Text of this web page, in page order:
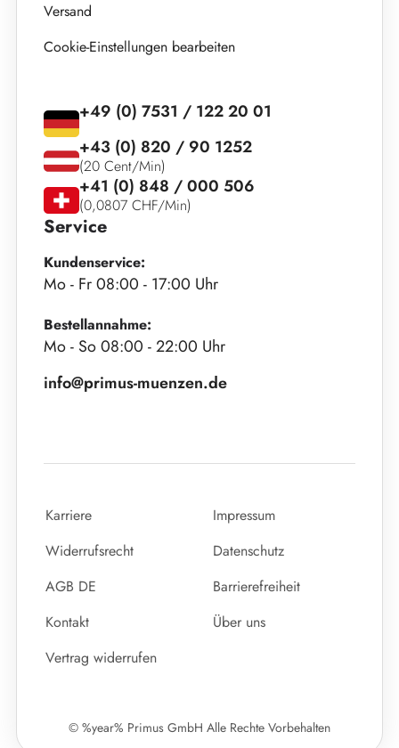
Versand
Cookie-Einstellungen bearbeiten
Service
Kundenservice:
Mo - Fr 08:00 - 17:00 Uhr
Bestellannahme:
Mo - So 08:00 - 22:00 Uhr
info@primus-muenzen.de
+49 (0) 7531 / 122 20 01
+43 (0) 820 / 90 1252
(20 Cent/Min)
+41 (0) 848 / 000 506
(0,0807 CHF/Min)
Karriere
Impressum
Widerrufsrecht
Datenschutz
AGB DE
Barrierefreiheit
Kontakt
Über uns
Vertrag widerrufen
© %year% Primus GmbH Alle Rechte Vorbehalten